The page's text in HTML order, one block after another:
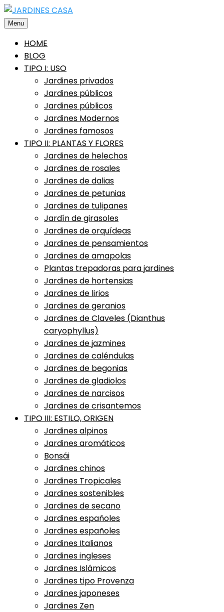
Saltar
alMenu
HOME
BLOG
TIPO I: USO
Jardines privados
Jardines públicos
Jardines públicos
Jardines Modernos
Jardines famosos
TIPO II: PLANTAS Y FLORES
Jardines de helechos
Jardines de rosales
Jardines de dalias
Jardines de petunias
Jardines de tulipanes
Jardín de girasoles
Jardines de orquídeas
Jardines de pensamientos
Jardines de amapolas
Plantas trepadoras para jardines
Jardines de hortensias
Jardines de lirios
Jardines de geranios
Jardines de Claveles (Dianthus
caryophyllus)
Jardines de jazmines
Jardines de caléndulas
Jardines de begonias
Jardines de gladiolos
Jardines de narcisos
Jardines de crisantemos
TIPO III: ESTILO, ORIGEN
Jardines alpinos
Jardines aromáticos
Bonsái
Jardines chinos
Jardines Tropicales
Jardines sostenibles
Jardines de secano
Jardines españoles
Jardines españoles
Jardines Italianos
Jardines ingleses
Jardines Islámicos
Jardines tipo Provenza
Jardines japoneses
Jardines Zen